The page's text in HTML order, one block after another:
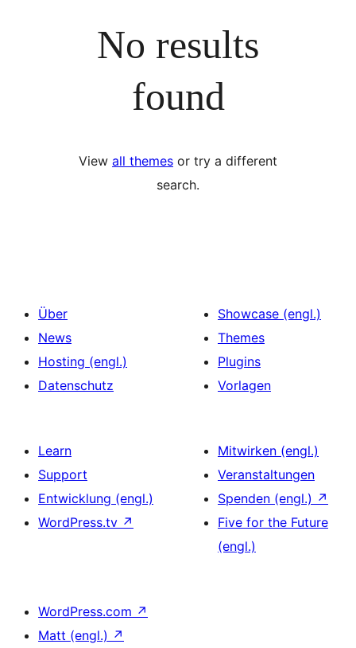
No results
found
View all themes or try a different
search.
Über
News
Hosting (engl.)
Datenschutz
Showcase (engl.)
Themes
Plugins
Vorlagen
Learn
Support
Entwicklung (engl.)
WordPress.tv ↗
Mitwirken (engl.)
Veranstaltungen
Spenden (engl.) ↗
Five for the Future
(engl.)
WordPress.com ↗
Matt (engl.) ↗